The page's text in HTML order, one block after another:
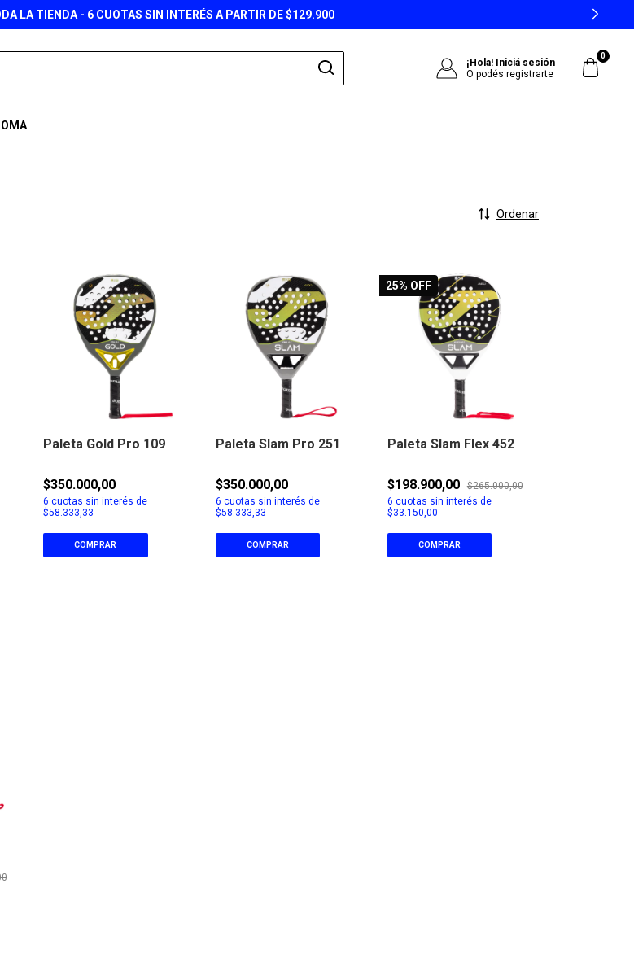
LA TIENDA - 6 CUOTAS SIN INTERÉS A PARTIR DE $129.900
¡Hola! Iniciá sesión
O podés registrarte
0
Ordenar
Paleta Gold Pro 109
$350.000,00
6 cuotas sin interés de
$58.333,33
COMPRAR
Paleta Slam Pro 251
$350.000,00
6 cuotas sin interés de
$58.333,33
COMPRAR
25% OFF
Paleta Slam Flex 452
$198.900,00
$265.000,00
6 cuotas sin interés de
$33.150,00
COMPRAR